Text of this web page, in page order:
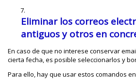
Eliminar los correos
antiguos y otros en
En caso de que no interese conservar
cierta fecha, es posible seleccionarlos y
Para ello, hay que usar estos comandos